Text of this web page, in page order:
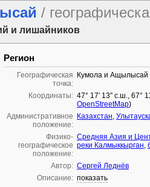
/
и лишайников
Регион
Географическая
точка:
Кумола и Ащылысай
Координаты: 47° 17′ 13″ с.ш., 67°
OpenStreetMap)
Административное
положение:
Казахстан,
Физико-
географическое
положение:
Средняя Азия и
реки Калмыккырган,
Автор: Сергей Леднёв
Описание: показать